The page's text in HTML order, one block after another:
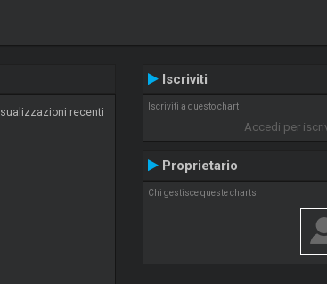
recenti
Iscriviti
Iscriviti a questo chart
Accedi per
Proprietario
Chi gestisce queste charts